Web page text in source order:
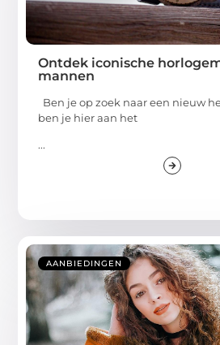
Ontdek iconische
mannen
Ben je op zoek naar een nieuw
ben je hier aan het
...
AANBIEDINGEN